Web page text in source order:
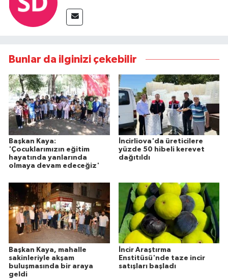
Bunlar da ilginizi çekebilir
Başkan Kaya:
'Çocuklarımızın eğitim
hayatında yanlarında
olmaya devam edeceğiz'
İncirliova'da üreticilere
yüzde 50 hibeli kerevet
dağıtıldı
Başkan Kaya, mahalle
sakinleriyle akşam
buluşmasında bir araya
geldi
İncir Araştırma
Enstitüsü'nde taze incir
satışları başladı